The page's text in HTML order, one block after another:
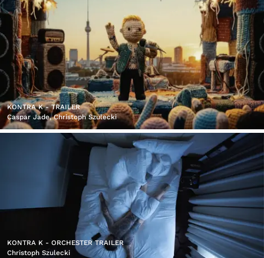
KONTRA K - TRAILER
Caspar Jade, Christoph Szulecki
KONTRA K - ORCHESTER TRAILER
Christoph Szulecki